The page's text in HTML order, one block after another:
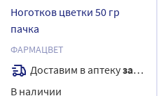
Ноготков цветки 50 гр
пачка
ФАРМАЦВЕТ
Доставим в аптекузавтра
В наличии